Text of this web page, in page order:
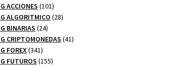
ACCIONES 101101
productos
ALGORITMICO 2828
BINARIAS 2424
productos
CRIPTOMONEDAS 4141
FOREX 341341
productos
FUTUROS 155155